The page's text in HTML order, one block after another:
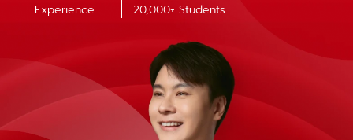
Experience
20,000+ Students